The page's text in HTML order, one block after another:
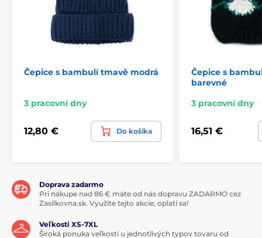
Čepice s bambulí tmavě modrá
3 pracovní dny
12,80 € Do košíka
Čepice s
barevné
3 pracovní dny
16,51 €
Doprava zadarmo
Pri nákupe nad 86 € máte od nás dopravu ZADARMO cez
Zasilkovna.sk. Využite tejto akcie, oplatí sa!
Veľkosti XS-7XL
Široká ponuka veľkostí u jednotlivých typov tovaru od